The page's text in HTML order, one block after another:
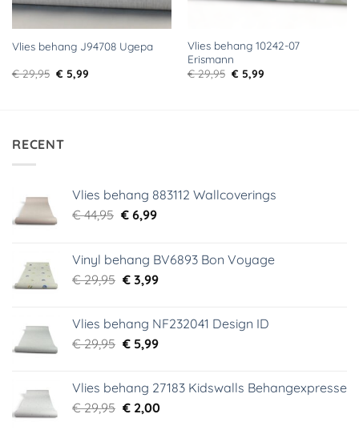
Vlies behang J94708 Ugepa
€29,95 Oorspronkelijke
prijs
€ 5,99Huidige
Vlies behang 10242-07
Erismann
€29,95 Oorspronkelijke
prijs
€ 5,99Huidige
RECENT
Vlies behang 883112 Wallcoverings
€44,95 Oorspronkelijke
€ 44,95.
€6,99Huidige
€ 6,99.
Vinyl behang BV6893 Bon Voyage
€29,95 Oorspronkelijke
€ 29,95.
€3,99Huidige
€ 3,99.
Vlies behang NF232041 Design ID
€29,95 Oorspronkelijke
€ 29,95.
€5,99Huidige
€ 5,99.
Vlies behang 27183 Kidswalls Behangexpresse
€29,95 Oorspronkelijke
€2,00Huidige